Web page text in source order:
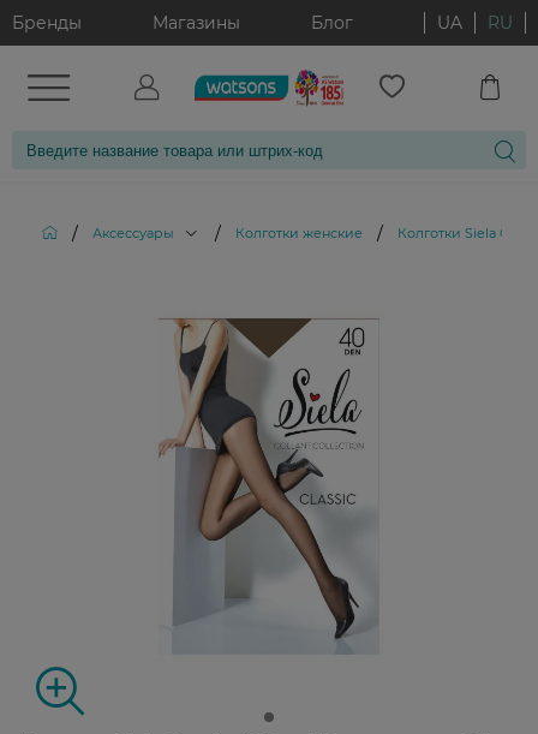
Бренды Магазины Блог UA RU
/ Аксессуары / Колготки женские / Колготки Siela